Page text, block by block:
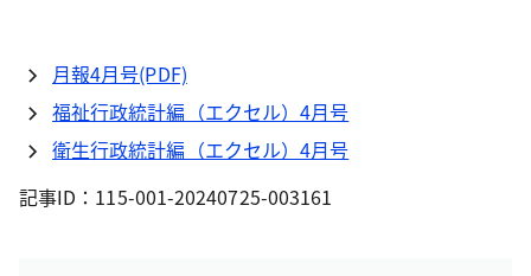
月報4月号(PDF)
福祉行政統計編（エクセル）4月号
衛生行政統計編（エクセル）4月号
記事ID：115-001-20240725-003161